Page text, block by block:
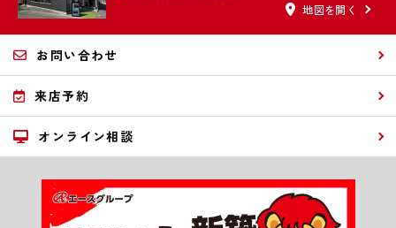
地図を開く
お問い合わせ
来店予約
オンライン相談